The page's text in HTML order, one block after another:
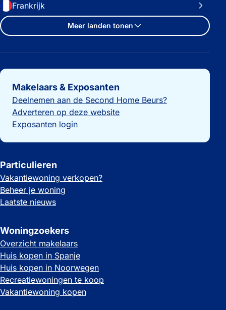
Frankrijk
Meer landen tonen
Belangrijke links
Makelaars & Exposanten
Deelnemen aan de Second Home Beurs?
Adverteren op deze website
Exposanten login
Particulieren
Vakantiewoning verkopen?
Beheer je woning
Laatste nieuws
Woningzoekers
Overzicht makelaars
Huis kopen in Spanje
Huis kopen in Noorwegen
Recreatiewoningen te koop
Vakantiewoning kopen